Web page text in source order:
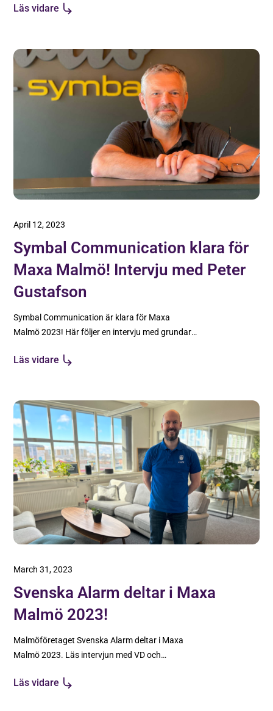
att bolla med"
Läs vidare
April 12, 2023
Symbal Communication klara för
Maxa Malmö! Intervju med Peter
Gustafson
Symbal Communication är klara för Maxa
Malmö 2023! Här följer en intervju med grundare
Läs vidare
March 31, 2023
Svenska Alarm deltar i Maxa
Malmö 2023!
Malmöföretaget Svenska Alarm deltar i Maxa
Malmö 2023. Läs intervjun med VD och
Läs vidare